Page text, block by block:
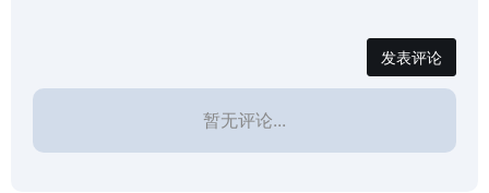
发表评论
暂无评论...